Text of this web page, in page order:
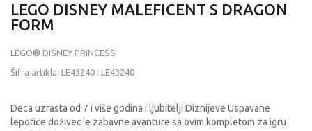
LEGO DISNEY MALEFICENT S DRAGON
FORM
LEGO® DISNEY PRINCESS
Šifra artikla: LE43240 : LE43240
Deca uzrasta od 7 i više godina i ljubitelji Diznijeve Uspavane
lepotice doživec´e zabavne avanture sa ovim kompletom za igru